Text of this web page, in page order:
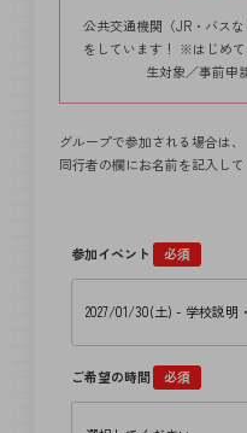
公共交通機関（JR・バス
をしています！ ※はじめ
生対象／事前申
グループで参加される場合は、
同行者の欄にお名前を記入して
参加イベント 必須
ご希望の時間 必須